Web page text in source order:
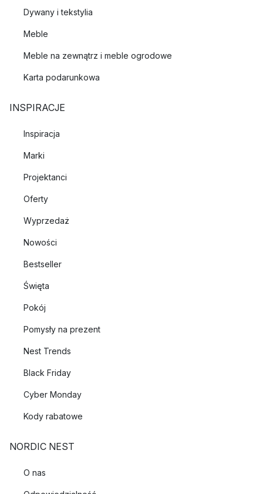
Dywany i tekstylia
Meble
Meble na zewnątrz i meble ogrodowe
Karta podarunkowa
INSPIRACJE
Inspiracja
Marki
Projektanci
Oferty
Wyprzedaż
Nowości
Bestseller
Święta
Pokój
Pomysły na prezent
Nest Trends
Black Friday
Cyber Monday
Kody rabatowe
NORDIC NEST
O nas